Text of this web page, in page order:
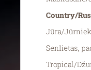
Country/
Jūra/
Senlietas,
Tropical/